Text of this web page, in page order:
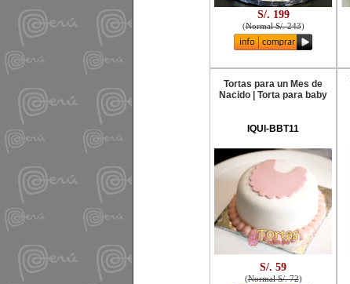
S/. 199
(Normal S/. 243)
Tortas para un Mes de
Nacido | Torta para baby
IQUI-BBT11
S/. 59
(Normal S/. 72)